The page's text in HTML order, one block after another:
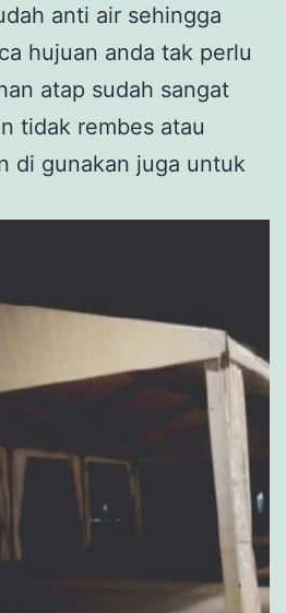
anti air sehingga
hujuan anda tak perlu
atap sudah sangat
tidak rembes atau
di gunakan juga untuk